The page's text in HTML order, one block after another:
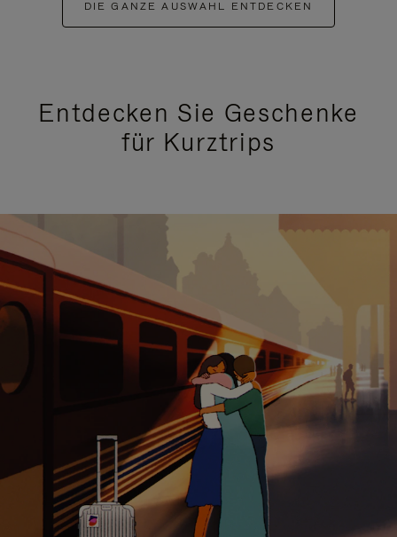
DIE GANZE AUSWAHL ENTDECKEN
Entdecken Sie Geschenke
für Kurztrips